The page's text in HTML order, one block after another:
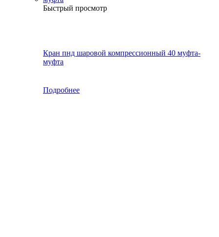
Быстрый просмотр
Кран пнд шаровой компрессионный 40 муфта-
муфта
Подробнее